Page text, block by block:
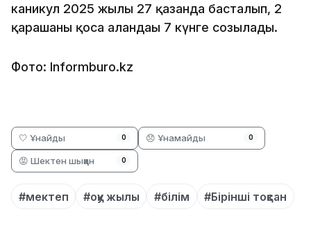
каникул 2025 жылғы 27 қазанда басталып, 2
қарашаны қоса алғандағы 7 күнге созылады.
Фото: Informburo.kz
🤍 Ұнайды 0 😞 Ұнамайды 0
😡 Шектен шыққан 0
#мектеп #оқу жылы #білім #Бірінші тоқсан